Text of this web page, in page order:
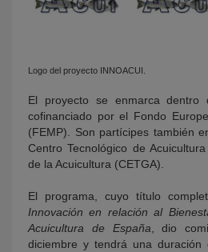
Logo del proyecto INNOACUI.
El proyecto se enmarca dentro
cofinanciado por el Fondo
(FEMP). Son partícipes también
Centro Tecnológico de
de la Acuicultura (CETGA).
El programa, cuyo título
Innovación en relación al
Acuicultura de España , dio
diciembre y tendrá una